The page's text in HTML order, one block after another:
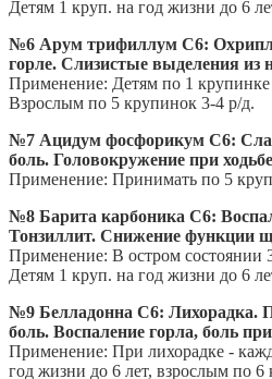
Детям 1 круп. на год жизни до 6
№6 Арум трифиллум С6:
горле. Слизистые выделения из
Применение: Детям по 1
Взрослым по 5 крупинок 3-4 р/д.
№7 Ацидум фосфорикум С6:
боль. Головокружение при
Применение: Принимать по 5
№8 Барита карбоника С6:
Тонзиллит. Снижение функции
Применение: В остром состоянии
Детям 1 круп. на год жизни до 6
№9 Белладонна С6: Лихорадка.
боль. Воспаление горла, боль
Применение: При лихорадке -
год жизни до 6 лет, взрослым по